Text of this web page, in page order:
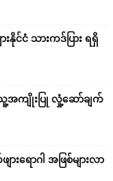
င်ငံ သားကဒ်ပြား ရရှိ
သူ့အကျိုးပြု လှုံ့ဆော်ချက်
းရောဂါ အဖြစ်များလာ